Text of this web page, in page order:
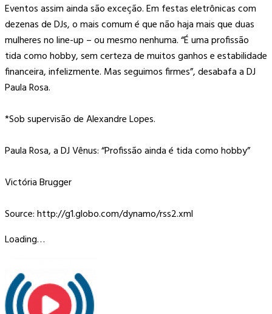
Eventos assim ainda são exceção. Em festas eletrônicas com
dezenas de DJs, o mais comum é que não haja mais que duas
mulheres no line-up – ou mesmo nenhuma. “É uma profissão
tida como hobby, sem certeza de muitos ganhos e estabilidade
financeira, infelizmente. Mas seguimos firmes”, desabafa a DJ
Paula Rosa.
*Sob supervisão de Alexandre Lopes.
Paula Rosa, a DJ Vênus: “Profissão ainda é tida como hobby”
Victória Brugger
Source: http://g1.globo.com/dynamo/rss2.xml
Loading…